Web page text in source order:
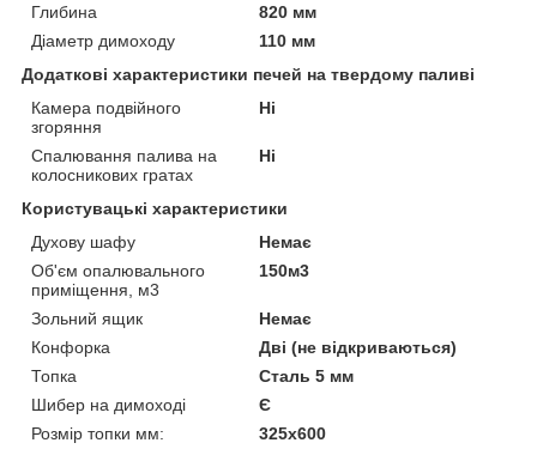
Глибина
820 мм
Діаметр димоходу
110 мм
Додаткові характеристики печей на твердому паливі
Камера подвійного
згоряння
Ні
Спалювання палива на
колосникових гратах
Ні
Користувацькі характеристики
Духову шафу
Немає
Об'єм опалювального
приміщення, м3
150м3
Зольний ящик
Немає
Конфорка
Дві (не відкриваються)
Топка
Сталь 5 мм
Шибер на димоході
Є
Розмір топки мм:
325х600